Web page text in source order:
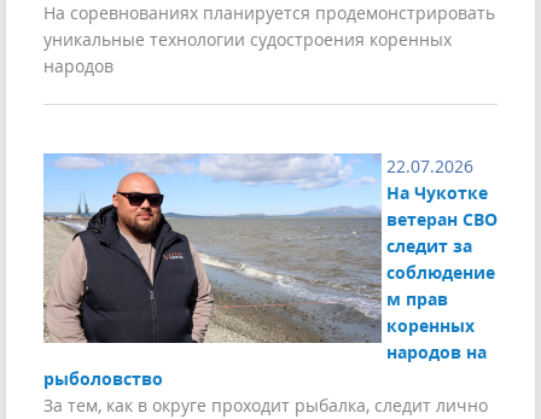
На соревнованиях планируется продемонстрировать
уникальные технологии судостроения коренных
народов
22.07.2026
На Чукотке
ветеран СВО
следит за
соблюдение
м прав
коренных
народов на
рыболовство
За тем, как в округе проходит рыбалка, следит лично